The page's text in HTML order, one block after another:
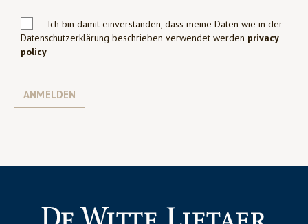
Ich bin damit einverstanden, dass meine Daten wie in der
Datenschutzerklärung beschrieben verwendet werden privacy
policy
ANMELDEN